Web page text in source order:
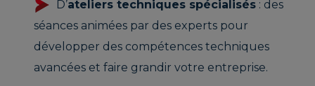
D’ateliers techniques spécialisés : des
séances animées par des experts pour
développer des compétences techniques
avancées et faire grandir votre entreprise.